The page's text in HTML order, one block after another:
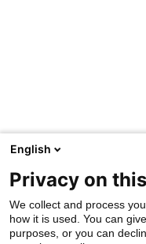
English
Privacy on
We collect and process
how it is used. You can
purposes, or you can